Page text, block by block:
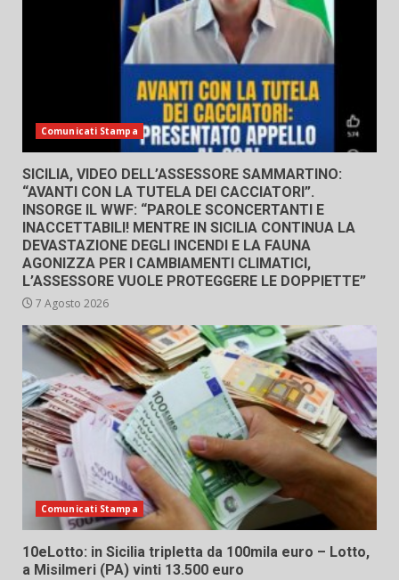
Comunicati Stampa
SICILIA, VIDEO DELL’ASSESSORE SAMMARTINO:
“AVANTI CON LA TUTELA DEI CACCIATORI”.
INSORGE IL WWF: “PAROLE SCONCERTANTI E
INACCETTABILI! MENTRE IN SICILIA CONTINUA LA
DEVASTAZIONE DEGLI INCENDI E LA FAUNA
AGONIZZA PER I CAMBIAMENTI CLIMATICI,
L’ASSESSORE VUOLE PROTEGGERE LE DOPPIETTE”
7 Agosto 2026
Comunicati Stampa
10eLotto: in Sicilia tripletta da 100mila euro – Lotto,
a Misilmeri (PA) vinti 13.500 euro